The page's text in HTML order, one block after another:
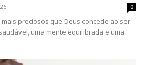
0
preciosos que Deus concede ao ser
uma mente equilibrada e uma